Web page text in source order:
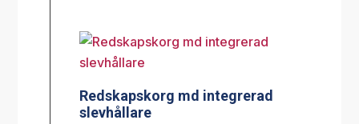
Redskapskorg md integrerad
slevhållare